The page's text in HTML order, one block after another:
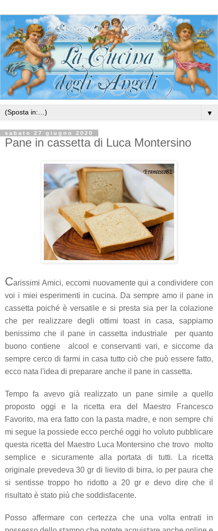
▼
sabato 27 giugno 2020
Pane in cassetta di Luca Montersino
Carissimi Amici, eccomi nuovamente qui a condividere con
voi i miei esperimenti in cucina. Da sempre amo il pane in
cassetta poiché è versatile e si presta sia per la colazione
che per realizzare degli ottimi toast in casa, sappiamo
benissimo che il pane in cassetta industriale per quanto
buono contiene alcool e conservanti vari, e siccome da
sempre cerco di farmi in casa tutto ciò che può essere fatto,
ecco nata l'idea di preparare anche il pane in cassetta.
Tempo fa avevo già realizzato un pane simile a quello
proposto oggi e la ricetta era del Maestro Francesco
Favorito, ma era fatto con la pasta madre, e non sempre chi
mi segue la possiede ecco perché oggi ho voluto pubblicare
questa ricetta del Maestro Luca Montersino che trovo molto
semplice e sicuramente alla portata di tutti. La ricetta
originale prevedeva 30 gr di lievito di birra, io per paura che
si sentisse troppo ho ridotto a 20 gr e devo dire che il
risultato è stato più che soddisfacente.
Posso affermare con certezza che una volta entrati in